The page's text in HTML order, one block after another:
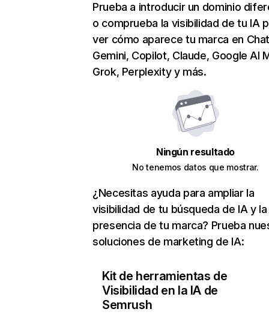
Prueba a introducir un dominio
o comprueba la visibilidad de tu IA
ver cómo aparece tu marca en
Gemini, Copilot, Claude, Google AI
Grok, Perplexity y más.
Ningún resultado
No tenemos datos que mostrar.
¿Necesitas ayuda para ampliar la
visibilidad de tu búsqueda de IA y la
presencia de tu marca? Prueba
soluciones de marketing de IA:
Kit de herramientas de
Visibilidad en la IA de
Semrush